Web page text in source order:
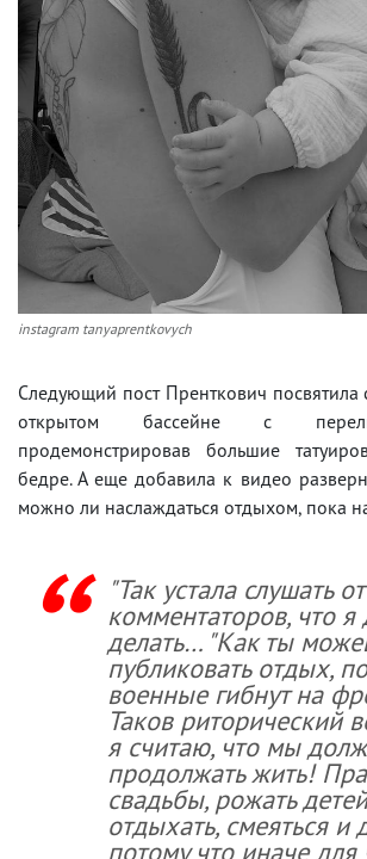
instagram tanyaprentkovych
Следующий пост Пренткович посвятила
открытом бассейне с
продемонстрировав большие
бедре. А еще добавила к видео
можно ли наслаждаться отдыхом, пока
"Так устала слушать от
комментаторов, что
делать… "Как ты
публиковать отдых,
военные гибнут на
Таков риторический
я считаю, что мы
продолжать жить!
свадьбы, рожать
отдыхать, смеяться и
потому что иначе для